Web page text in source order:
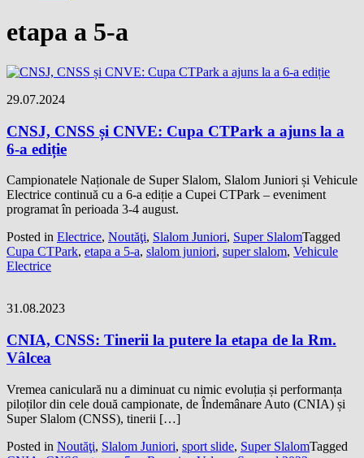
etapa a 5-a
29.07.2024
CNSJ, CNSS și CNVE: Cupa CTPark a ajuns la a
6-a ediție
Campionatele Naționale de Super Slalom, Slalom Juniori și Vehicule
Electrice continuă cu a 6-a ediție a Cupei CTPark – eveniment
programat în perioada 3-4 august.
Posted in Electrice, Noutăţi, Slalom Juniori, Super SlalomTagged
Cupa CTPark, etapa a 5-a, slalom juniori, super slalom, Vehicule
Electrice
31.08.2023
CNIA, CNSS: Tinerii la putere la etapa de la Rm.
Vâlcea
Vremea caniculară nu a diminuat cu nimic evoluția și performanța
piloților din cele două campionate, de Îndemânare Auto (CNIA) și
Super Slalom (CNSS), tinerii […]
Posted in Noutăţi, Slalom Juniori, sport slide, Super SlalomTagged